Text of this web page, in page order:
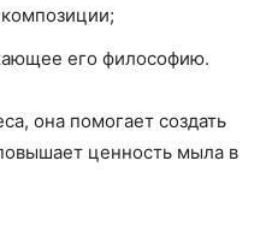
его философию.
она помогает создать
ценность мыла в